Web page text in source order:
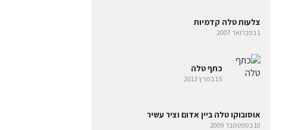
צלעות טלה קדמיות
1 בפברואר 2007
כתף טלה
15 במרץ 2013
אוסובוקו טלה ביין אדום וציר עשיר
10 בספטמבר 2009